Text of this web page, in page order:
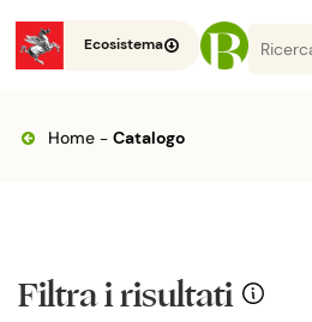
Ecosistema
Home- Catalogo
Filtra i risultati